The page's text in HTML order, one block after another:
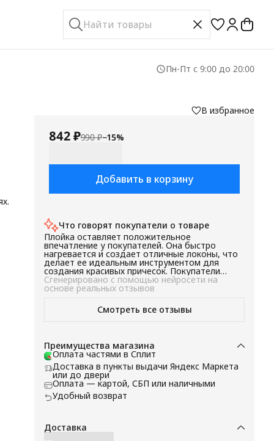
Пн-Пт с 9:00 до 20:00
В избранное
842 ₽990 ₽−15%
Добавить в корзину
Что говорят покупатели о товаре
Плойка оставляет положительное
впечатление у покупателей. Она быстро
нагревается и создает отличные локоны, что
делает ее идеальным инструментом для
создания красивых причесок. Покупатели
отмечают ее надежность в использовании и
классический дизайн, что делает ее удобной и
приятной в использовании. Этот товар
подходит для тех, кто ищет надежный и
эффективный инструмент для укладки волос.
Сгенерировано с помощью нейросети на
основе реальных отзывов
Смотреть все отзывы
Преимущества магазина
Оплата частями в Сплит
Доставка в пункты выдачи Яндекс Маркета
или до двери
Оплата — картой, СБП или наличными
Удобный возврат
Доставка